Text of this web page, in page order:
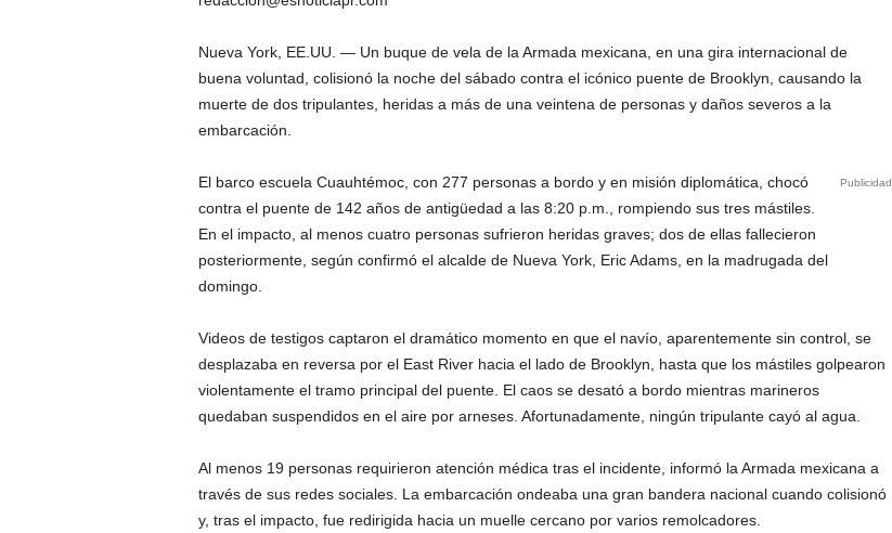
Nueva York, EE.UU. — Un buque de vela de la Armada mexicana, en una gira internacional de
buena voluntad, colisionó la noche del sábado contra el icónico puente de Brooklyn, causando la
muerte de dos tripulantes, heridas a más de una veintena de personas y daños severos a la
embarcación.
Publicidad
El barco escuela Cuauhtémoc, con 277 personas a bordo y en misión diplomática, chocó
contra el puente de 142 años de antigüedad a las 8:20 p.m., rompiendo sus tres mástiles.
En el impacto, al menos cuatro personas sufrieron heridas graves; dos de ellas fallecieron
posteriormente, según confirmó el alcalde de Nueva York, Eric Adams, en la madrugada del
domingo.
Videos de testigos captaron el dramático momento en que el navío, aparentemente sin control, se
desplazaba en reversa por el East River hacia el lado de Brooklyn, hasta que los mástiles golpearon
violentamente el tramo principal del puente. El caos se desató a bordo mientras marineros
quedaban suspendidos en el aire por arneses. Afortunadamente, ningún tripulante cayó al agua.
Al menos 19 personas requirieron atención médica tras el incidente, informó la Armada mexicana a
través de sus redes sociales. La embarcación ondeaba una gran bandera nacional cuando colisionó
y, tras el impacto, fue redirigida hacia un muelle cercano por varios remolcadores.